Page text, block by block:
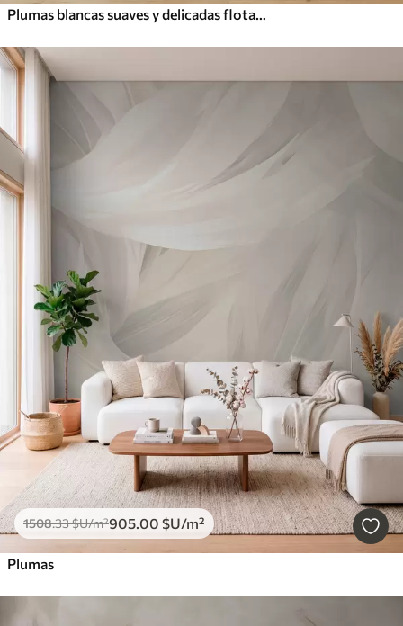
Plumas blancas suaves y delicadas flotando sobre un fondo claro
1508.33$U/m²905.00 $U/m²
Plumas